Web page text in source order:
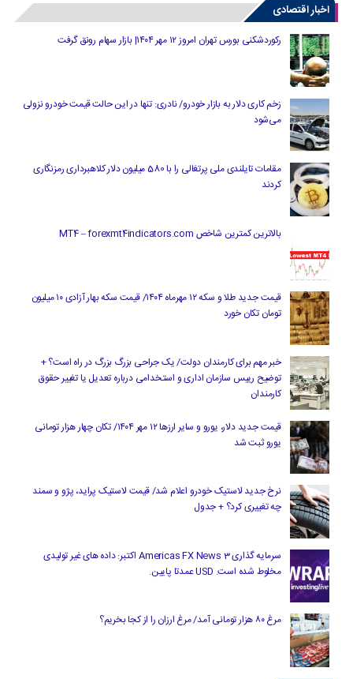
اخبار اقتصادی
رکوردشکنی بورس تهران امروز ۱۲ مهر ۱۴۰۴| بازار سهام رونق گرفت
زخم کاری دلار به بازار خودرو/ نادری: تنها در این حالت قیمت خودرو نزولی
می‌شود
مقامات تایلندی ملی پرتغالی را با 580 میلیون دلار کلاهبرداری رمزنگاری
کردند
بالاترین کمترین شاخص MT4 – forexmt4indicators.com
قیمت جدید طلا و سکه ۱۲ مهرماه ۱۴۰۴/ قیمت سکه بهار آزادی ۱۰ میلیون
تومان تکان خورد
خبر مهم برای کارمندان دولت/ یک جراحی بزرگ بزرگ در راه است؟ +
توضیح رییس سازمان اداری و استخدامی درباره تعدیل یا تغییر حقوق
کارمندان
قیمت جدید دلار، یورو و سایر ارزها ۱۲ مهر ۱۴۰۴/ تکان چهار هزار تومانی
یورو ثبت شد
نرخ جدید لاستیک خودرو اعلام شد/ قیمت لاستیک پراید، پژو و سمند
چه تغییری کرد؟ + جدول
سرمایه گذاری Americas FX News 3 اکتبر: داده های غیر تولیدی
مخلوط شده است. USD عمدتا پایین.
مرغ ۸۰ هزار تومانی آمد/ مرغ ارزان را از کجا بخریم؟